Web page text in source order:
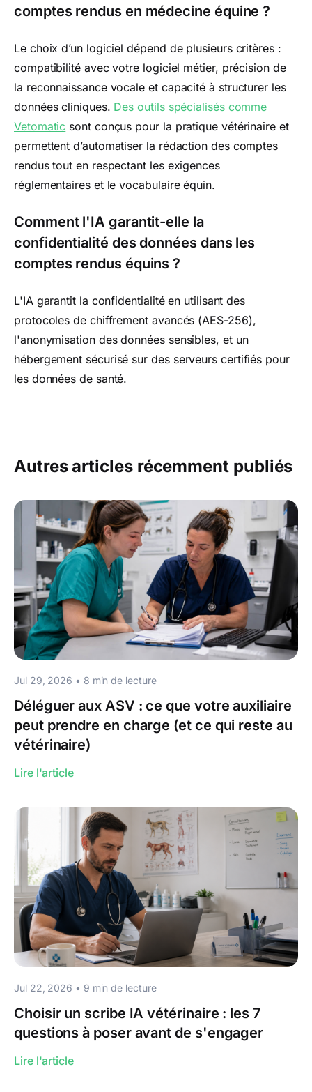
comptes rendus en médecine équine ?
Le choix d’un logiciel dépend de plusieurs critères :
compatibilité avec votre logiciel métier, précision de
la reconnaissance vocale et capacité à structurer les
données cliniques. Des outils spécialisés comme
Vetomatic sont conçus pour la pratique vétérinaire et
permettent d’automatiser la rédaction des comptes
rendus tout en respectant les exigences
réglementaires et le vocabulaire équin.
Comment l'IA garantit-elle la
confidentialité des données dans les
comptes rendus équins ?
L'IA garantit la confidentialité en utilisant des
protocoles de chiffrement avancés (AES-256),
l'anonymisation des données sensibles, et un
hébergement sécurisé sur des serveurs certifiés pour
les données de santé.
Autres articles récemment publiés
Jul 29, 2026 • 8 min de lecture
Déléguer aux ASV : ce que votre auxiliaire
peut prendre en charge (et ce qui reste au
vétérinaire)
Lire l'article
Jul 22, 2026 • 9 min de lecture
Choisir un scribe IA vétérinaire : les 7
questions à poser avant de s'engager
Lire l'article